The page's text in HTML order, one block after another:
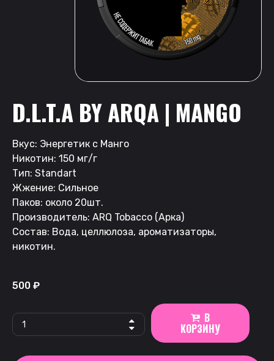
D.L.T.A BY ARQA | MANGO
Вкус: Энергетик с Манго
Никотин: 150 мг/г
Тип: Standart
Жжение: Сильное
Паков: около 20шт.
Производитель: ARQ Tobacco (Арка)
Состав: Вода, целлюлоза, ароматизаторы,
никотин.
500 ₽
В
КОРЗИНУ